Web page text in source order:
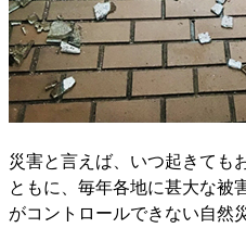
災害と言えば、いつ起きても
ともに、毎年各地に甚大な被
がコントロールできない自然